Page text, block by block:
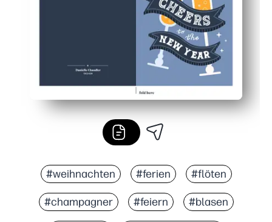
#weihnachten #ferien #flöten
#champagner #feiern #blasen